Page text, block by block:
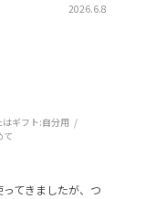
2026.6.8
ギフト:自分用
て
てきましたが、つ